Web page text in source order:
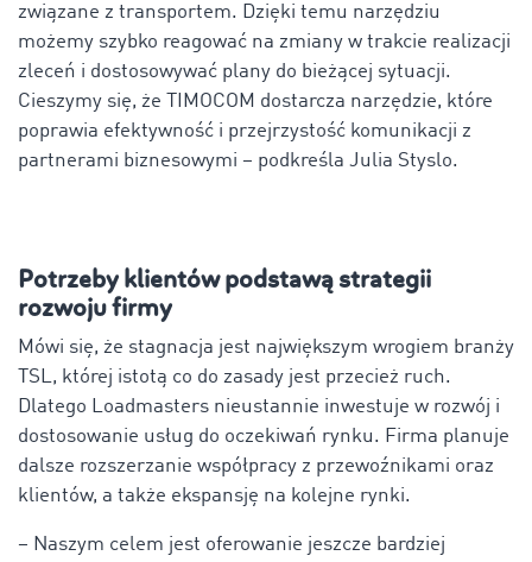
związane z transportem. Dzięki temu narzędziu
możemy szybko reagować na zmiany w trakcie realizacji
zleceń i dostosowywać plany do bieżącej sytuacji.
Cieszymy się, że TIMOCOM dostarcza narzędzie, które
poprawia efektywność i przejrzystość komunikacji z
partnerami biznesowymi – podkreśla Julia Styslo.
Potrzeby klientów podstawą strategii
rozwoju firmy
Mówi się, że stagnacja jest największym wrogiem branży
TSL, której istotą co do zasady jest przecież ruch.
Dlatego Loadmasters nieustannie inwestuje w rozwój i
dostosowanie usług do oczekiwań rynku. Firma planuje
dalsze rozszerzanie współpracy z przewoźnikami oraz
klientów, a także ekspansję na kolejne rynki.
– Naszym celem jest oferowanie jeszcze bardziej